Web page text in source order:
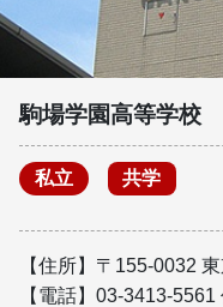
駒場学園高等学校
私立 共学
【住所】〒155-0032
【電話】03-3413-5561